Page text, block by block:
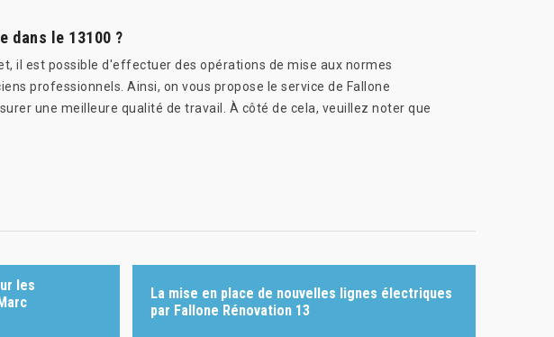
dans le 13100 ?
il est possible d'effectuer des opérations de mise aux normes
professionnels. Ainsi, on vous propose le service de Fallone
une meilleure qualité de travail. À côté de cela, veuillez noter que
les
La mise en place de nouvelles lignes électriques
par Fallone Rénovation 13